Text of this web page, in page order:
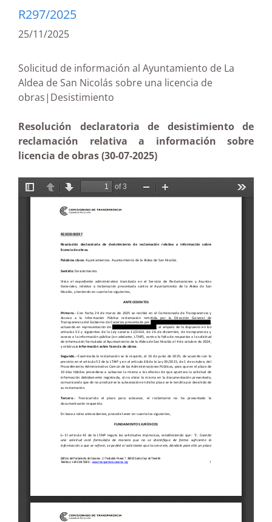
R297/2025
25/11/2025
Solicitud de información al Ayuntamiento de La
Aldea de San Nicolás sobre una licencia de
obras|Desistimiento
Resolución declaratoria de desistimiento de
reclamación relativa a información sobre
licencia de obras (30-07-2025)